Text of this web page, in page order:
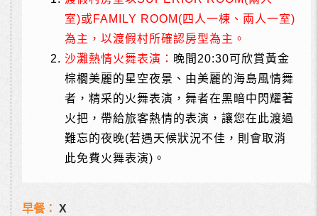
室)或FAMILY ROOM(四人一棟、兩人一室)
為主，以渡假村所確認房型為主。
沙灘熱情火舞表演： 晚間 20:30可欣賞黃金
棕櫚美麗的星空夜景、由美麗的海島風情舞
者，精采的火舞表演，舞者在黑暗中閃耀著
火把，帶給旅客熱情的表演，讓您在此渡過
難忘的夜晚(若遇天候狀況不佳，則會取消
此免費火舞表演) 。
早餐： X